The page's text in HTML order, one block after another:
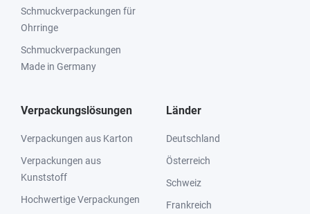
Schmuckverpackungen für
Ohrringe
Schmuckverpackungen
Made in Germany
Verpackungslösungen
Verpackungen aus Karton
Verpackungen aus
Kunststoff
Hochwertige Verpackungen
Länder
Deutschland
Österreich
Schweiz
Frankreich